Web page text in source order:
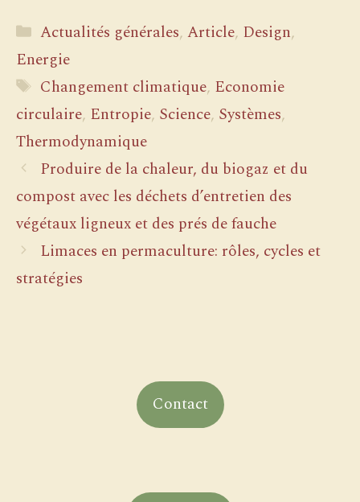
Catégories
Actualités générales,Article, Design,
Energie
Étiquettes
Changement climatique, Economie
circulaire, Entropie, Science, Systèmes,
Thermodynamique
Produire de la chaleur, du biogaz et du
compost avec les déchets d’entretien des
végétaux ligneux et des prés de fauche
Limaces en permaculture: rôles, cycles et
stratégies
Contact